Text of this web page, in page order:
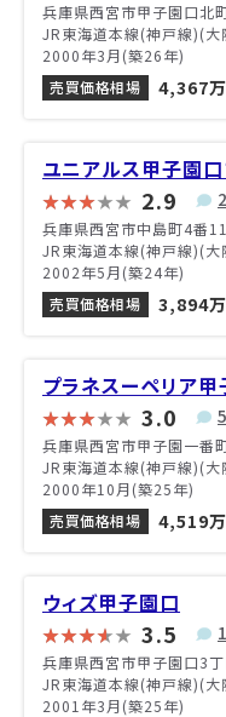
兵庫県西宮市甲子園口北
JR東海道本線(神戸線)(大
2000年3月(築26年)
売買価格相場
4,367
ユニアルス甲子園
2.9
兵庫県西宮市中島町4番
JR東海道本線(神戸線)(大
2002年5月(築24年)
売買価格相場
3,894
プラネスーペリア
3.0
兵庫県西宮市甲子園一番
JR東海道本線(神戸線)(大
2000年10月(築25年)
売買価格相場
4,519
ウィズ甲子園口
3.5
兵庫県西宮市甲子園口3
JR東海道本線(神戸線)(大
2001年3月(築25年)